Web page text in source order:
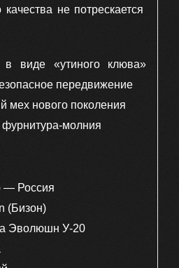
не потрескается
в виде «утиного клюва»
передвижение
мех нового поколения
фурнитура-молния
— Россия
(Бизон)
Эволюшн У-20